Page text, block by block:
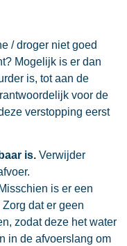
/ droger niet goed
Mogelijk is er dan
is, tot aan de
voor de
verstopping eerst
is. Verwijder
Misschien is er een
dat er geen
zodat deze het water
in de afvoerslang om